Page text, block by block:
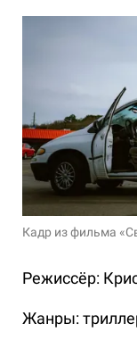
Кадр из фильма
Режиссёр:
Жанры: